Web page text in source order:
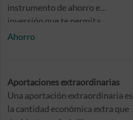
instrumento de ahorro e
inversión que te permita
mantener o, si lo deseas,
Ahorro
Aportaciones extraordinarias
Una aportación extraordinaria es
la cantidad económica extra que